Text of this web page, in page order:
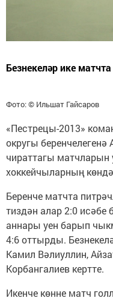
Безнекеләр ике
Фото: © Ильшат Гайсаров
«Пестрецы-2013»
округы
чираттагы
хоккейчыларның
Беренче матчта
тиздән алар 2:0
аннары уен барып
4:6 оттырды.
Камил Вәлиуллин,
Корбангалиев кертте.
Икенче көнне матч